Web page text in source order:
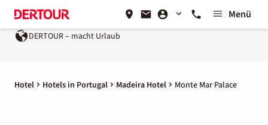
Menü
DERTOUR – macht Urlaub
Hotel Hotels in Portugal Madeira Hotel Monte Mar Palace